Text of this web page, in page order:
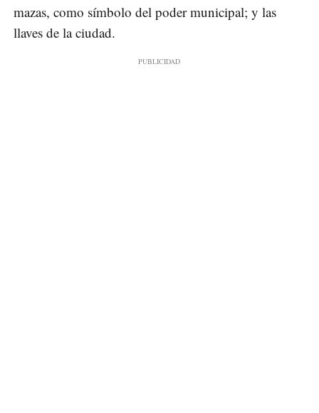
mazas, como símbolo del poder municipal; y las
llaves de la ciudad.